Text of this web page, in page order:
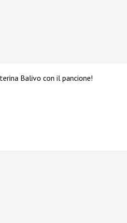
Balivo con il pancione!